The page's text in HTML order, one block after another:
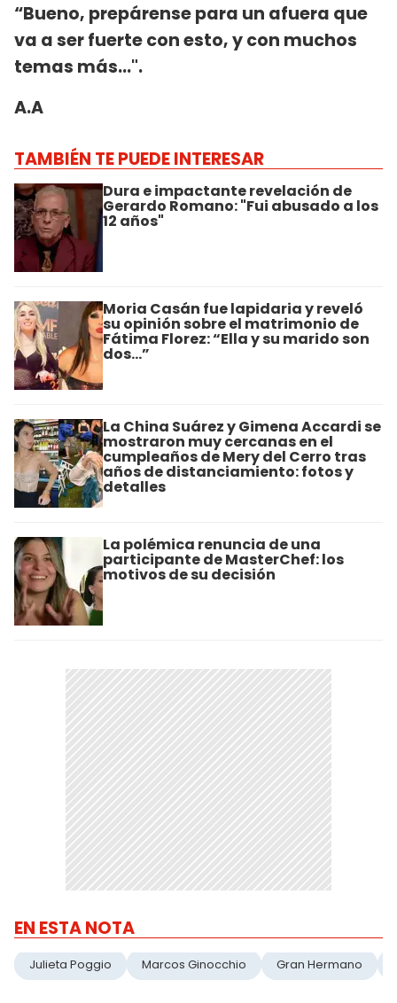
“Bueno, prepárense para un afuera que
va a ser fuerte con esto, y con muchos
temas más...".
A.A
TAMBIÉN TE PUEDE INTERESAR
Dura e impactante revelación de
Gerardo Romano: "Fui abusado a los
12 años"
Moria Casán fue lapidaria y reveló
su opinión sobre el matrimonio de
Fátima Florez: “Ella y su marido son
dos…”
La China Suárez y Gimena Accardi se
mostraron muy cercanas en el
cumpleaños de Mery del Cerro tras
años de distanciamiento: fotos y
detalles
La polémica renuncia de una
participante de MasterChef: los
motivos de su decisión
EN ESTA NOTA
Julieta Poggio Marcos Ginocchio Gran Hermano